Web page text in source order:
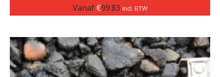
Vanaf €99.83 incl. BTW